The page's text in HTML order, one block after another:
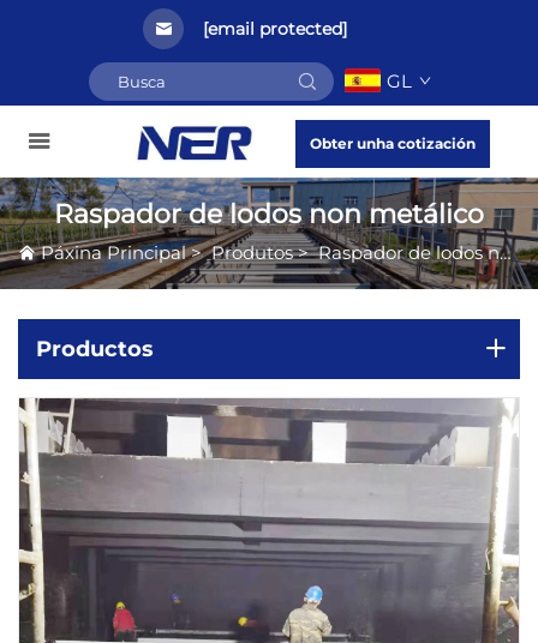
[email protected]
GL
Obter unha cotización
Raspador de lodos non metálico
Páxina Principal>Produtos>Raspador de lodos non metálico
Productos